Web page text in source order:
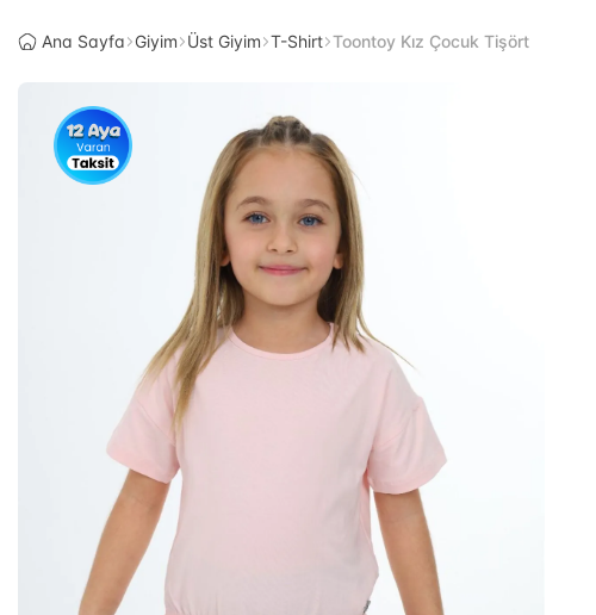
Ana Sayfa Giyim Üst Giyim T-Shirt Toontoy Kız Çocuk Tişört